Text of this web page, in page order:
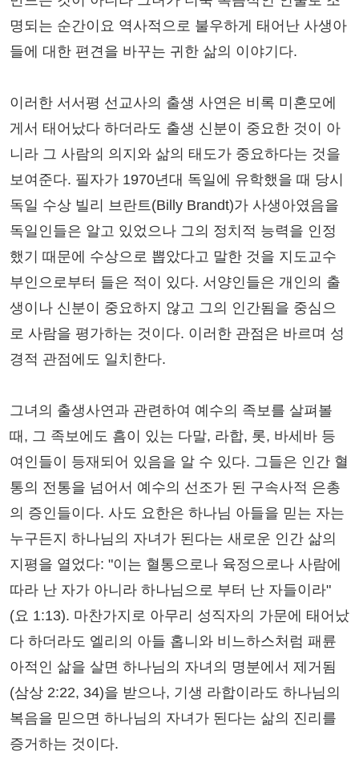
명되는 순간이요 역사적으로 불우하게 태어난 사생아
들에 대한 편견을 바꾸는 귀한 삶의 이야기다.
이러한 서서평 선교사의 출생 사연은 비록 미혼모에
게서 태어났다 하더라도 출생 신분이 중요한 것이 아
니라 그 사람의 의지와 삶의 태도가 중요하다는 것을
보여준다. 필자가 1970년대 독일에 유학했을 때 당시
독일 수상 빌리 브란트(Billy Brandt)가 사생아였음을
독일인들은 알고 있었으나 그의 정치적 능력을 인정
했기 때문에 수상으로 뽑았다고 말한 것을 지도교수
부인으로부터 들은 적이 있다. 서양인들은 개인의 출
생이나 신분이 중요하지 않고 그의 인간됨을 중심으
로 사람을 평가하는 것이다. 이러한 관점은 바르며 성
경적 관점에도 일치한다.
그녀의 출생사연과 관련하여 예수의 족보를 살펴볼
때, 그 족보에도 흠이 있는 다말, 라합, 롯, 바세바 등
여인들이 등재되어 있음을 알 수 있다. 그들은 인간 혈
통의 전통을 넘어서 예수의 선조가 된 구속사적 은총
의 증인들이다. 사도 요한은 하나님 아들을 믿는 자는
누구든지 하나님의 자녀가 된다는 새로운 인간 삶의
지평을 열었다: "이는 혈통으로나 육정으로나 사람에
따라 난 자가 아니라 하나님으로 부터 난 자들이라"
(요 1:13). 마찬가지로 아무리 성직자의 가문에 태어났
다 하더라도 엘리의 아들 홉니와 비느하스처럼 패륜
아적인 삶을 살면 하나님의 자녀의 명분에서 제거됨
(삼상 2:22, 34)을 받으나, 기생 라합이라도 하나님의
복음을 믿으면 하나님의 자녀가 된다는 삶의 진리를
증거하는 것이다.